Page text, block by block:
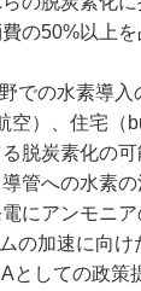
の50%以上
での水素導入
空）、住宅
脱炭素化の
管への水素
にアンモニ
の加速に向け
としての政